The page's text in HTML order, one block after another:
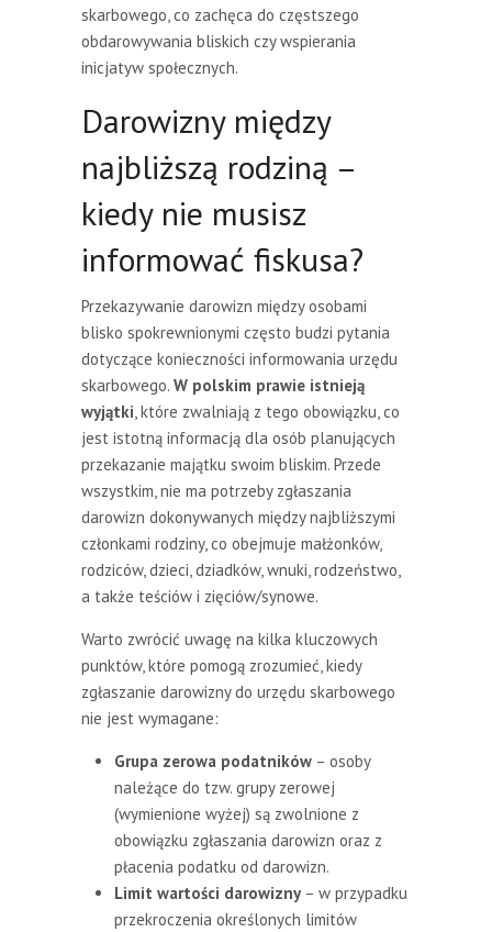
skarbowego, co zachęca do częstszego
obdarowywania bliskich czy wspierania
inicjatyw społecznych.
Darowizny między
najbliższą rodziną –
kiedy nie musisz
informować fiskusa?
Przekazywanie darowizn między osobami
blisko spokrewnionymi często budzi pytania
dotyczące konieczności informowania urzędu
skarbowego. W polskim prawie istnieją
wyjątki, które zwalniają z tego obowiązku, co
jest istotną informacją dla osób planujących
przekazanie majątku swoim bliskim. Przede
wszystkim, nie ma potrzeby zgłaszania
darowizn dokonywanych między najbliższymi
członkami rodziny, co obejmuje małżonków,
rodziców, dzieci, dziadków, wnuki, rodzeństwo,
a także teściów i zięciów/synowe.
Warto zwrócić uwagę na kilka kluczowych
punktów, które pomogą zrozumieć, kiedy
zgłaszanie darowizny do urzędu skarbowego
nie jest wymagane:
Grupa zerowa podatników – osoby
należące do tzw. grupy zerowej
(wymienione wyżej) są zwolnione z
obowiązku zgłaszania darowizn oraz z
płacenia podatku od darowizn.
Limit wartości darowizny – w przypadku
przekroczenia określonych limitów